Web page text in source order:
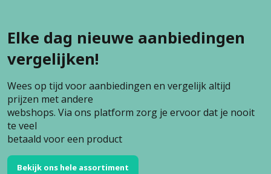
Elke dag nieuwe aanbiedingen
vergelijken!
Wees op tijd voor aanbiedingen en vergelijk altijd
prijzen met andere
webshops. Via ons platform zorg je ervoor dat je nooit
te veel
betaald voor een product
Bekijk ons hele assortiment